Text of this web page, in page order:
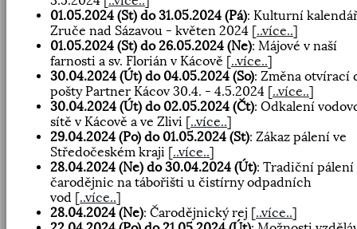
01.05.2024 (St) do 31.05.2024 (Pá): Kulturní
Zruče nad Sázavou - květen 2024 [..více..]
01.05.2024 (St) do 26.05.2024 (Ne): Májové v naší
farnosti a sv. Florián v Kácově [..více..]
30.04.2024 (Út) do 04.05.2024 (So): Změna otvírací
pošty Partner Kácov 30.4. - 4.5.2024 [..více..]
30.04.2024 (Út) do 02.05.2024 (Čt): Odkalení
sítě v Kácově a ve Zlivi [..více..]
29.04.2024 (Po) do 01.05.2024 (St): Zákaz pálení ve
Středočeském kraji [..více..]
28.04.2024 (Ne) do 30.04.2024 (Út): Tradiční pálení
čarodějnic na tábořišti u čistírny odpadních
vod [..více..]
28.04.2024 (Ne): Čarodějnický rej [..více..]